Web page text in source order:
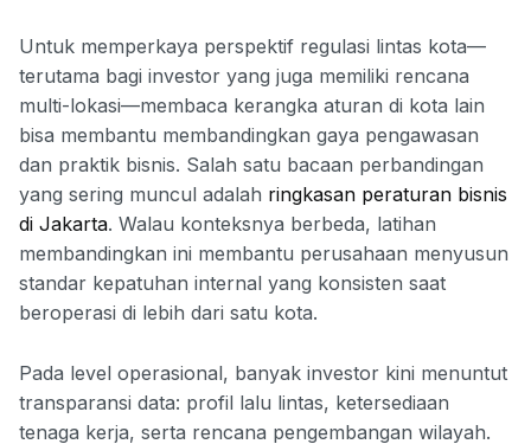
Untuk memperkaya perspektif regulasi lintas kota—
terutama bagi investor yang juga memiliki rencana
multi-lokasi—membaca kerangka aturan di kota lain
bisa membantu membandingkan gaya pengawasan
dan praktik bisnis. Salah satu bacaan perbandingan
yang sering muncul adalah ringkasan peraturan bisnis
di Jakarta. Walau konteksnya berbeda, latihan
membandingkan ini membantu perusahaan menyusun
standar kepatuhan internal yang konsisten saat
beroperasi di lebih dari satu kota.
Pada level operasional, banyak investor kini menuntut
transparansi data: profil lalu lintas, ketersediaan
tenaga kerja, serta rencana pengembangan wilayah.